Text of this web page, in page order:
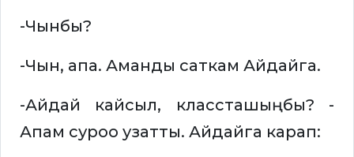
-Чынбы?
-Чын, апа. Аманды саткам Айдайга.
-Айдай кайсыл, классташыңбы? -
Апам суроо узатты. Айдайга карап: